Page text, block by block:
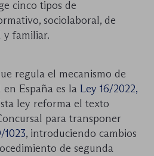
cinco tipos de
sociolaboral, de
y familiar.
regula el mecanismo de
España es la Ley 16/2022,
ley reforma el texto
para transponer
1023, introduciendo cambios
de segunda